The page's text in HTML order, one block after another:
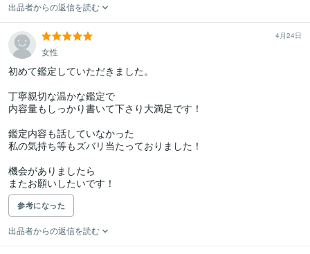
出品者からの返信を読む
4月24日
女性
初めて鑑定していただきました。
丁寧親切な温かな鑑定で
内容量もしっかり書いて下さり大満足です！
鑑定内容も話していなかった
私の気持ち等もズバリ当たっておりました！
機会がありましたら
またお願いしたいです！
参考になった
出品者からの返信を読む